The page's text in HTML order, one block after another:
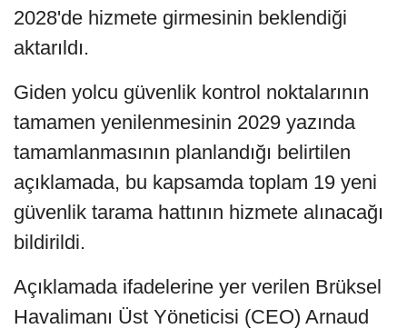
2028'de hizmete girmesinin beklendiği
aktarıldı.
Giden yolcu güvenlik kontrol noktalarının
tamamen yenilenmesinin 2029 yazında
tamamlanmasının planlandığı belirtilen
açıklamada, bu kapsamda toplam 19 yeni
güvenlik tarama hattının hizmete alınacağı
bildirildi.
Açıklamada ifadelerine yer verilen Brüksel
Havalimanı Üst Yöneticisi (CEO) Arnaud